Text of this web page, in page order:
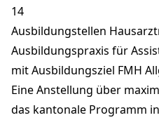
14
Ausbildungstellen
Ausbildungspraxis für
mit Ausbildungsziel FMH
Eine Anstellung über
das kantonale Programm